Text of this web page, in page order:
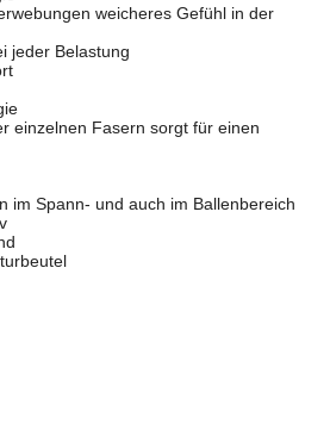
weicheres Gefühl in der
jeder Belastung
einzelnen Fasern sorgt für einen
im Spann- und auch im Ballenbereich